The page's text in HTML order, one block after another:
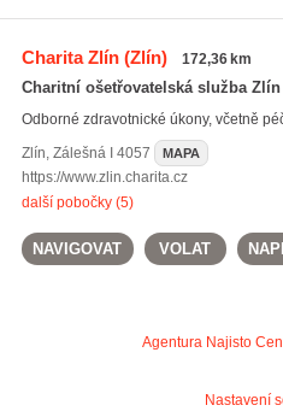
Charita Zlín(Zlín) 172,36 km
Charitní ošetřovatelská služba Zlín
Odborné zdravotnické úkony, včetně
Zlín, Zálešná I 4057 MAPA
https://www.zlin.charita.cz
další pobočky (5)
NAVIGOVAT VOLAT
Agentura Najisto
Nastavení